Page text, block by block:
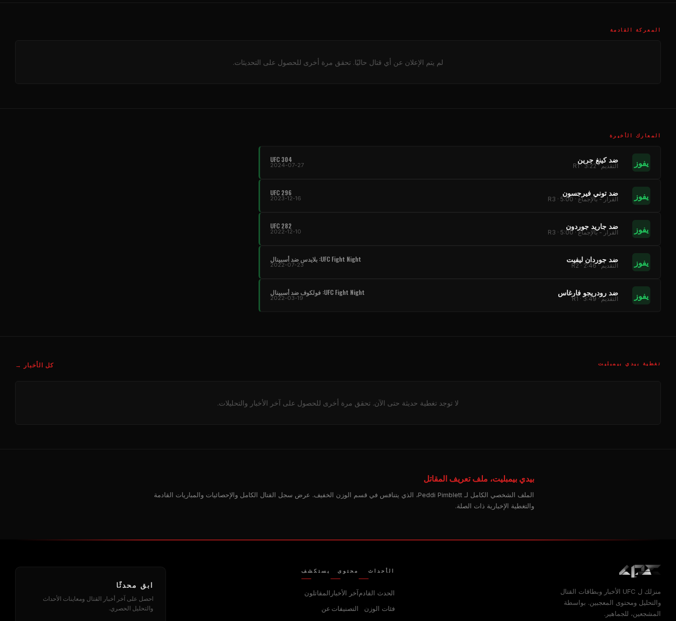
المعركة القادمة
لم يتم الإعلان عن أي قتال حاليًا. تحقق مرة أخرى للحصول على التحديثات.
المعارك الأخيرة
يفوز ضد كينغ جرين
التقديم · R1 · 3:22
UFC 304
2024-07-27
يفوز ضد توني فيرجسون
القرار - بالإجماع · R3 · 5:00
UFC 296
2023-12-16
يفوز ضد جاريد جوردون
القرار - بالإجماع · R3 · 5:00
UFC 282
2022-12-10
يفوز ضد جوردان ليفيت
التقديم · R2 · 2:46
UFC Fight Night: بلايدس ضد أسبينال
2022-07-23
يفوز ضد رودريجو فارغاس
التقديم · R1 · 3:49
UFC Fight Night: فولكوف ضد أسبينال
2022-03-19
تغطية بيدي بيمبليت كل الأخبار →
لا توجد تغطية حديثة حتى الآن. تحقق مرة أخرى للحصول على آخر الأخبار والتحليلات.
بيدي بيمبليت، ملف تعريف المقاتل
الملف الشخصي الكامل لـ Peddi Pimblett، الذي يتنافس في قسم الوزن الخفيف. عرض سجل القتال الكامل والإحصائيات والمباريات القادمة
والتغطية الإخبارية ذات الصلة.
منزلك ل UFC الأخبار وبطاقات القتال
والتحليل ومحتوى المعجبين. بواسطة
المشجعين، للجماهير.
الأحداث
الحدث القادم
فئات الوزن
محتوى
آخر الأخبار
التصنيفات
يستكشف
المقاتلون
عن
ابق محدثًا
احصل على آخر أخبار القتال ومعاينات الأحداث
والتحليل الحصري.